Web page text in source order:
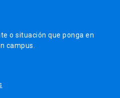
o situación que ponga en
campus.